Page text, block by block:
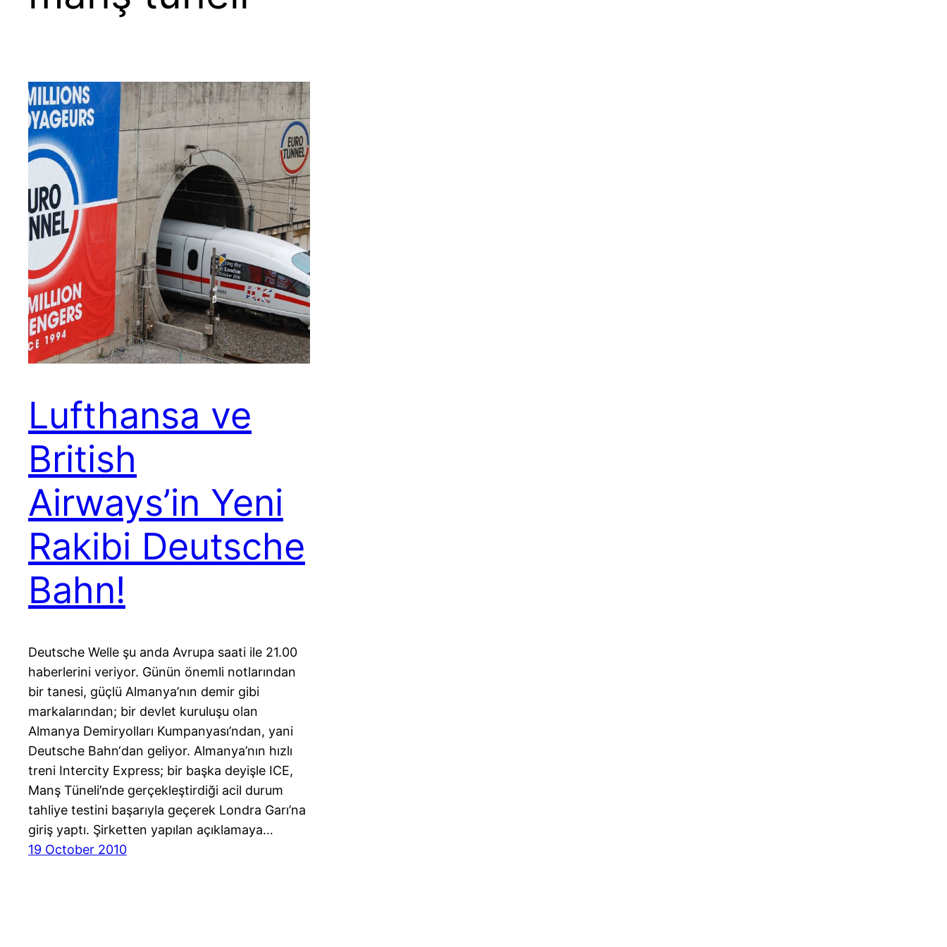
Lufthansa ve
British
Airways’in Yeni
Rakibi Deutsche
Bahn!
Deutsche Welle şu anda Avrupa saati ile 21.00
haberlerini veriyor. Günün önemli notlarından
bir tanesi, güçlü Almanya’nın demir gibi
markalarından; bir devlet kuruluşu olan
Almanya Demiryolları Kumpanyası’ndan, yani
Deutsche Bahn‘dan geliyor. Almanya’nın hızlı
treni Intercity Express; bir başka deyişle ICE,
Manş Tüneli’nde gerçekleştirdiği acil durum
tahliye testini başarıyla geçerek Londra Garı’na
giriş yaptı. Şirketten yapılan açıklamaya…
19 October 2010